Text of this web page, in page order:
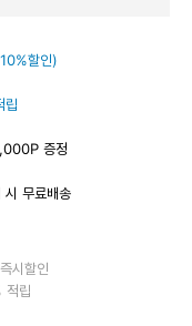
할인)
립
증정
무료배송
시할인
적립